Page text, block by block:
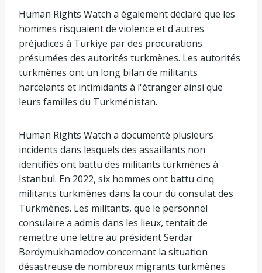
Human Rights Watch a également déclaré que les
hommes risquaient de violence et d'autres
préjudices à Türkiye par des procurations
présumées des autorités turkmènes. Les autorités
turkmènes ont un long bilan de militants
harcelants et intimidants à l'étranger ainsi que
leurs familles du Turkménistan.
Human Rights Watch a documenté plusieurs
incidents dans lesquels des assaillants non
identifiés ont battu des militants turkmènes à
Istanbul. En 2022, six hommes ont battu cinq
militants turkmènes dans la cour du consulat des
Turkmènes. Les militants, que le personnel
consulaire a admis dans les lieux, tentait de
remettre une lettre au président Serdar
Berdymukhamedov concernant la situation
désastreuse de nombreux migrants turkmènes